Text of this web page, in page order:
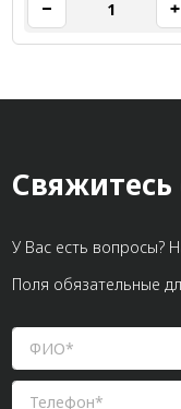
У Вас есть вопросы?
Поля обязательные